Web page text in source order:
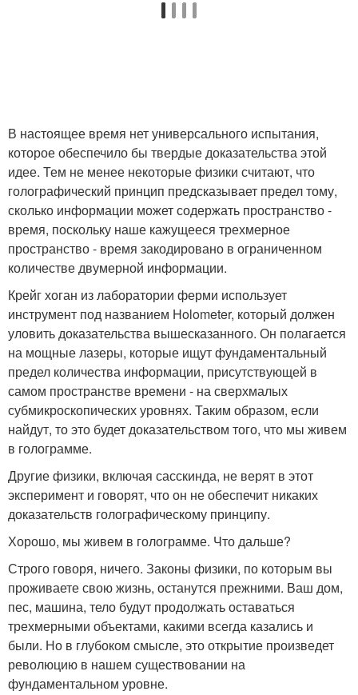
В настоящее время нет универсального испытания,
которое обеспечило бы твердые доказательства этой
идее. Тем не менее некоторые физики считают, что
голографический принцип предсказывает предел тому,
сколько информации может содержать пространство -
время, поскольку наше кажущееся трехмерное
пространство - время закодировано в ограниченном
количестве двумерной информации.
Крейг хоган из лаборатории ферми использует
инструмент под названием Holometer, который должен
уловить доказательства вышесказанного. Он полагается
на мощные лазеры, которые ищут фундаментальный
предел количества информации, присутствующей в
самом пространстве времени - на сверхмалых
субмикроскопических уровнях. Таким образом, если
найдут, то это будет доказательством того, что мы живем
в голограмме.
Другие физики, включая сасскинда, не верят в этот
эксперимент и говорят, что он не обеспечит никаких
доказательств голографическому принципу.
Хорошо, мы живем в голограмме. Что дальше?
Строго говоря, ничего. Законы физики, по которым вы
проживаете свою жизнь, останутся прежними. Ваш дом,
пес, машина, тело будут продолжать оставаться
трехмерными объектами, какими всегда казались и
были. Но в глубоком смысле, это открытие произведет
революцию в нашем существовании на
фундаментальном уровне.